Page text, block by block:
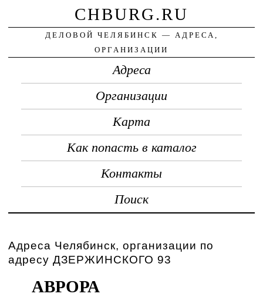
CHBURG.RU
ДЕЛОВОЙ ЧЕЛЯБИНСК — АДРЕСА,
ОРГАНИЗАЦИИ
Адреса
Организации
Карта
Как попасть в каталог
Контакты
Поиск
Адреса Челябинск, организации по
адресу ДЗЕРЖИНСКОГО 93
АВРОРА